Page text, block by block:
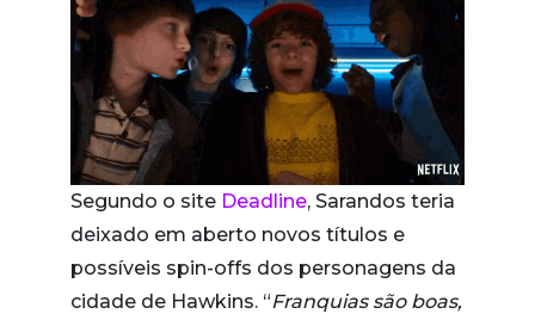
Segundo o site Deadline, Sarandos teria
deixado em aberto novos títulos e
possíveis spin-offs dos personagens da
cidade de Hawkins. “Franquias são boas,